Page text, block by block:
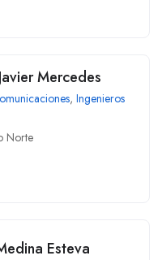
Mercedes
, Ingenieros
Norte
Esteva